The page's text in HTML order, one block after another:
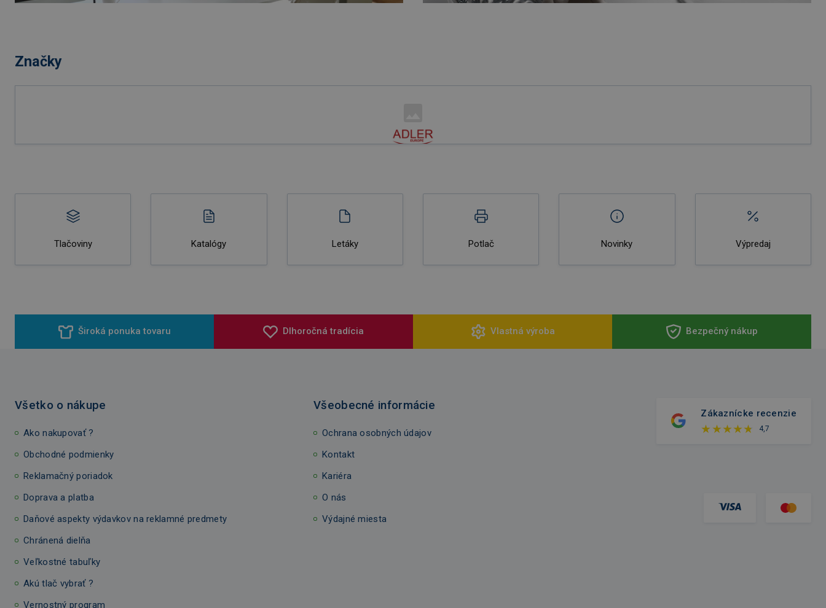
Značky
Tlačoviny Katalógy Letáky Potlač Novinky Výpredaj
Široká ponuka tovaru Dlhoročná tradícia Vlastná výroba Bezpečný nákup
Všetko o nákupe
Ako nakupovať ?
Obchodné podmienky
Reklamačný poriadok
Doprava a platba
Daňové aspekty výdavkov na reklamné predmety
Chránená dielňa
Veľkostné tabuľky
Akú tlač vybrať ?
Vernostný program
Všeobecné informácie
Ochrana osobných údajov
Kontakt
Kariéra
O nás
Výdajné miesta
Zákaznícke recenzie
4,7